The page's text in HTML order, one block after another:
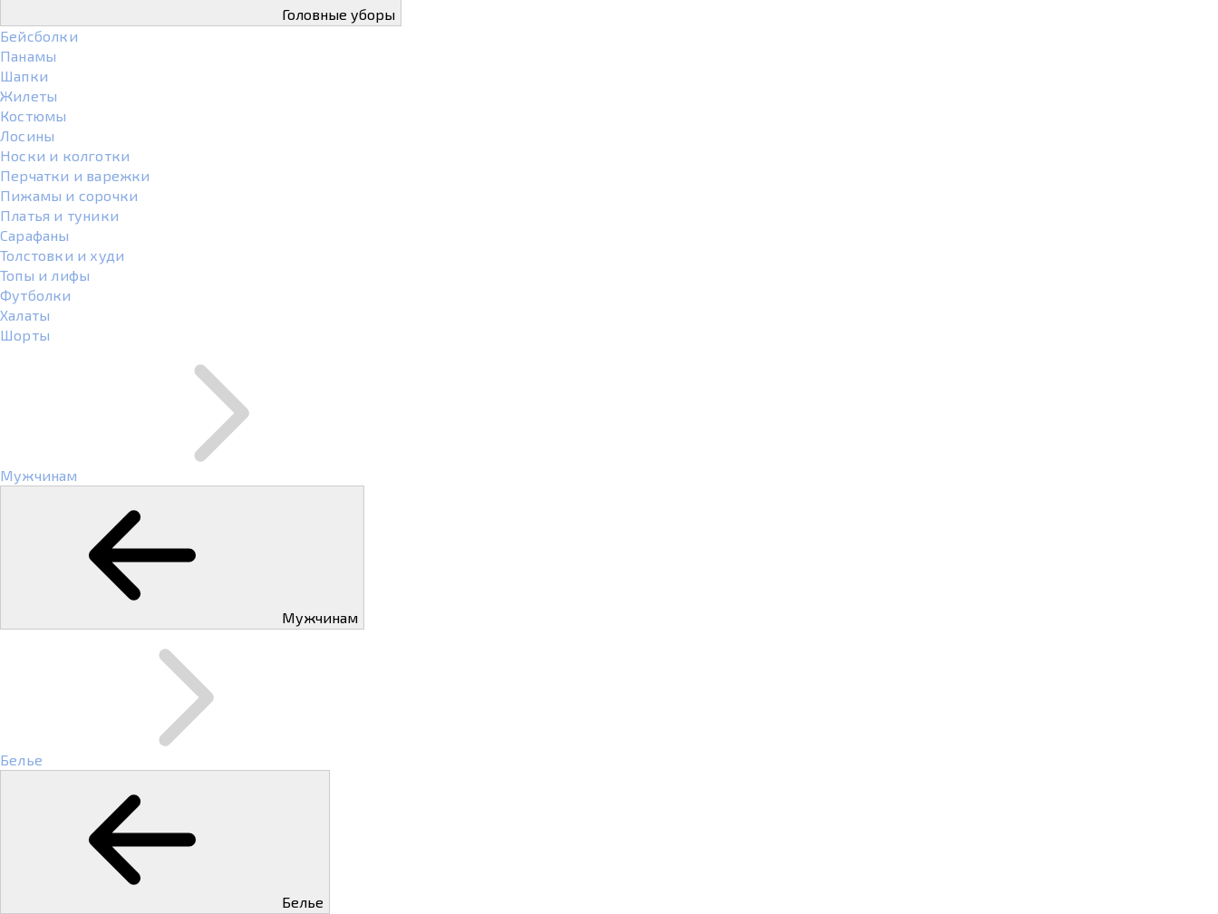
Головные уборы
Бейсболки
Панамы
Шапки
Жилеты
Костюмы
Лосины
Носки и колготки
Перчатки и варежки
Пижамы и сорочки
Платья и туники
Сарафаны
Толстовки и худи
Топы и лифы
Футболки
Халаты
Шорты
Мужчинам
Мужчинам
Белье
Белье